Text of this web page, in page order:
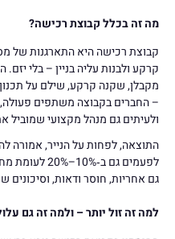
מה זה בכלל קבוצת רכישה?
קבוצת רכישה היא התארגנות של
קרקע ולבנות עליה בניין – בלי
מקבלן, שקנה קרקע, שילם על
– החברים בקבוצה משתפים פעולה,
ולעיתים גם מנהל מקצועי שמוביל
התוצאה, לפחות על הנייר, אמורה
לפעמים גם
גם אחריות, חוסר ודאות, וסיכונים
למה זה זול יותר – ולמה זה גם